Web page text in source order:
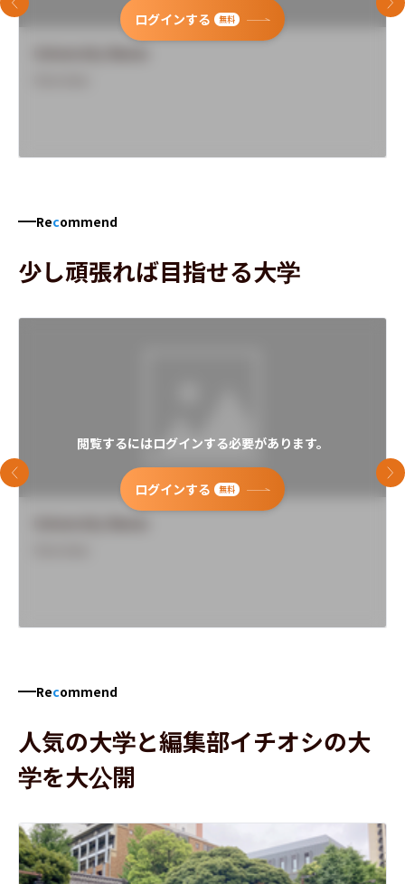
ログインする 無料
前のスライド 次
Recommend
少し頑張れば目指せる大学
閲覧するにはログインする必要があります。
ログインする 無料
前のスライド 次
Recommend
人気の大学と編集部イチオシの大
学を大公開